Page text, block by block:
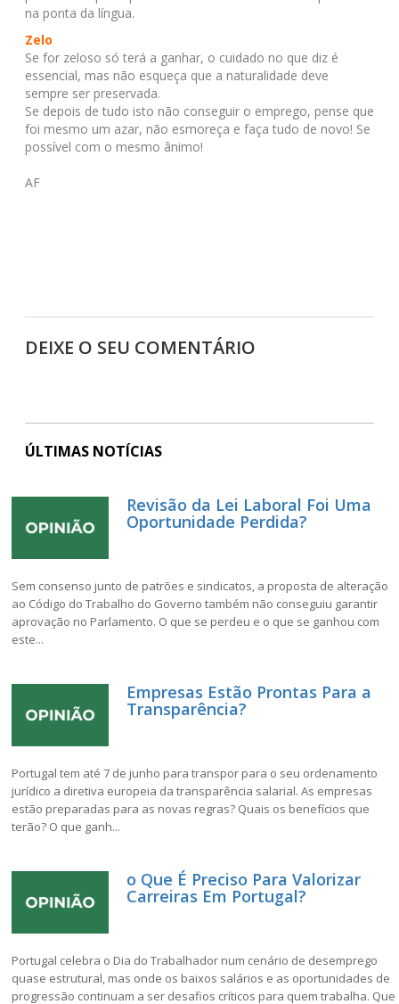
na ponta da língua.
Zelo
Se for zeloso só terá a ganhar, o cuidado no que diz é
essencial, mas não esqueça que a naturalidade deve
sempre ser preservada.
Se depois de tudo isto não conseguir o emprego, pense que
foi mesmo um azar, não esmoreça e faça tudo de novo! Se
possível com o mesmo ânimo!
AF
DEIXE O SEU COMENTÁRIO
ÚLTIMAS NOTÍCIAS
Revisão da Lei Laboral Foi Uma
Oportunidade Perdida?
Sem consenso junto de patrões e sindicatos, a proposta de alteração
ao Código do Trabalho do Governo também não conseguiu garantir
aprovação no Parlamento. O que se perdeu e o que se ganhou com
este...
Empresas Estão Prontas Para a
Transparência?
Portugal tem até 7 de junho para transpor para o seu ordenamento
jurídico a diretiva europeia da transparência salarial. As empresas
estão preparadas para as novas regras? Quais os benefícios que
terão? O que ganh...
o Que É Preciso Para Valorizar
Carreiras Em Portugal?
Portugal celebra o Dia do Trabalhador num cenário de desemprego
quase estrutural, mas onde os baixos salários e as oportunidades de
progressão continuam a ser desafios críticos para quem trabalha. Que